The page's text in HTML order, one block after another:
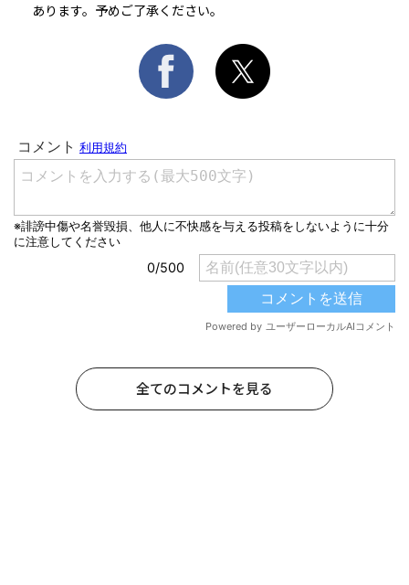
あります。予めご了承ください。
全てのコメントを見る